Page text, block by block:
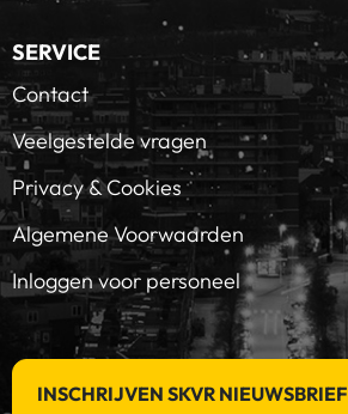
SERVICE
Contact
Veelgestelde vragen
Privacy & Cookies
Algemene Voorwaarden
Inloggen voor personeel
INSCHRIJVEN SKVR NIEUWSBRIEF